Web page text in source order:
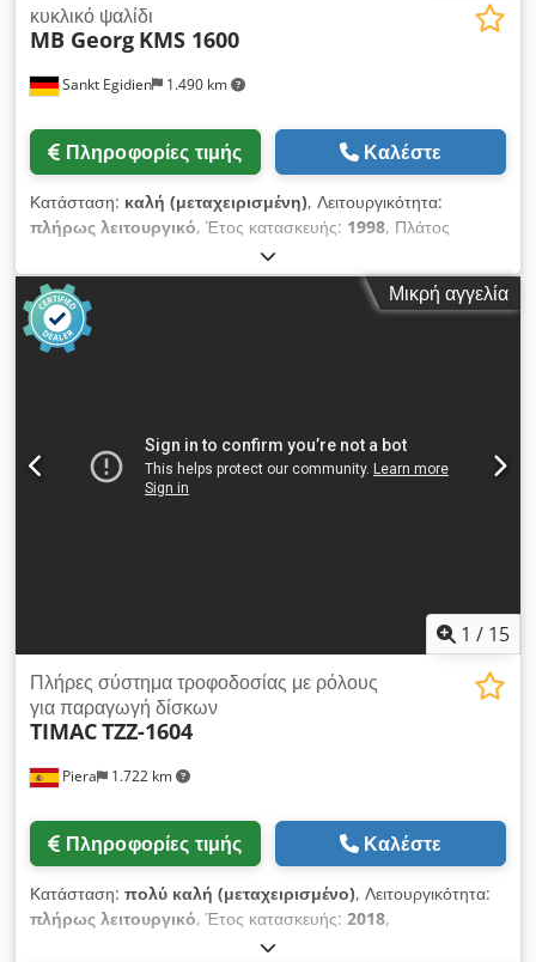
Sankt Egidien 1.490 km
κυκλικό ψαλίδι
MB Georg KMS 1600
Πληροφορίες τιμής Καλέστε
Κατάσταση: καλή (μεταχειρισμένη), Λειτουργικότητα:
πλήρως λειτουργικό, Έτος κατασκευής: 1998, Πλάτος
εισόδου ταινίας: 400 - 1600 mm Πλάτος κοπής: 400 - 1580
mm Πάχος ταινίας: 0,4 - 3,00 mm Διάμετρος άξονα: 220 mm
Dcsdszbg T Sspfx Abfsk Πλάτος άξονα: 1700 mm Χειροκίνητη
βάση στήριξης Ηλεκτρική ρύθμιση βάθους βύθισης Υδραυλικά
παξιμάδια σύσφιξης με χειροκίνητη αντλία υψηλής πίεσης
Μικρή αγγελία
1 / 15
Piera 1.722 km
Πλήρες σύστημα τροφοδοσίας με ρόλους
για παραγωγή δίσκων
TIMACTZZ-1604
Πληροφορίες τιμής Καλέστε
Κατάσταση: πολύ καλή (μεταχειρισμένο), Λειτουργικότητα:
πλήρως λειτουργικό, Έτος κατασκευής: 2018,
Ολοκληρωμένη γραμμή κοπής και τροφοδοσίας από ρολό για